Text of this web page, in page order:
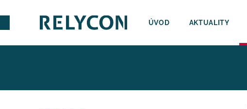
ÚVOD AKTUALITY